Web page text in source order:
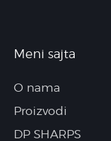
Meni sajta
O nama
Proizvodi
DP SHARPS